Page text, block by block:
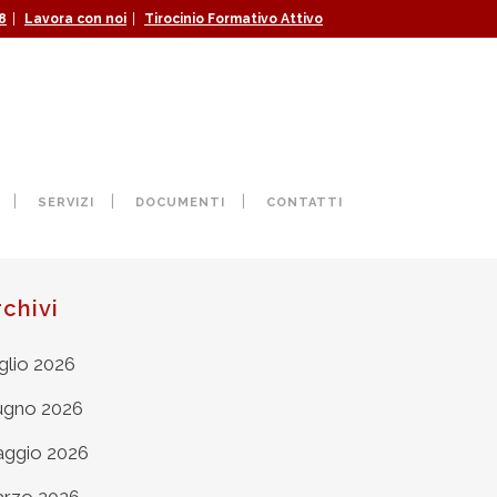
Lavora con noi Tirocinio Formativo Attivo
SERVIZI DOCUMENTI CONTATTI
2026
2026
2026